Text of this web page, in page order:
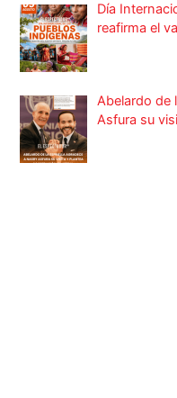
Día
reafirma el
Abelardo de
Asfura su